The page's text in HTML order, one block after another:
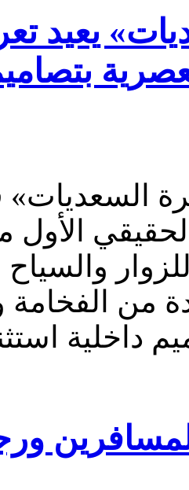
والسياح
من الفخامة